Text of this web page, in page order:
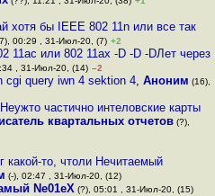
бы IEEE 802 11n или все так
00:29 , 31-Июл-20, (7) +2
11ac или 802 11ax -D -D -DЛет через
, 31-Июл-20, (14) –2
cgi query iwn 4 sektion 4, Аноним (16),
частично интеловские карты
квартальных отчетов(?),
какой-то, чтоли Нечитаемый
(-), 02:47 , 31-Июл-20, (12)
Ne01eX (?), 05:01 , 31-Июл-20, (15)